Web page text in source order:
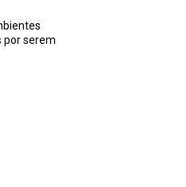
por serem